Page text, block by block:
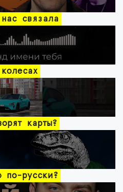
связала
карты?
по-русски?